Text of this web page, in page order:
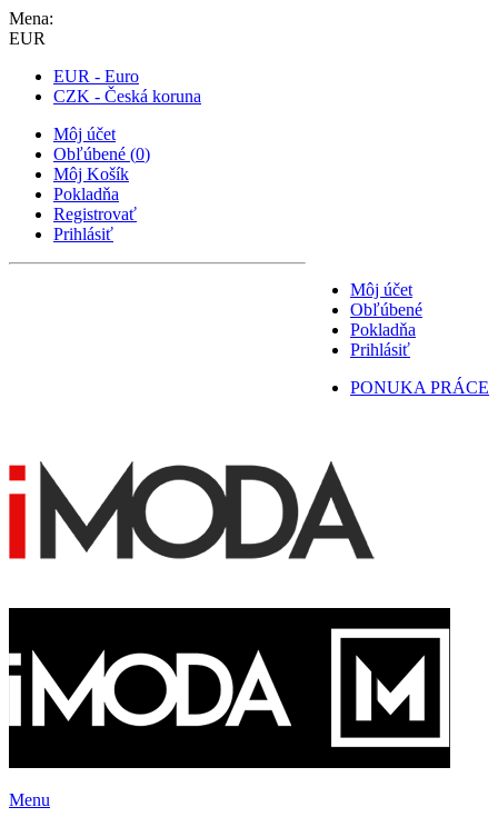
Mena:
EUR
EUR - Euro
CZK - Česká koruna
Môj účet
Obľúbené (0)
Môj Košík
Pokladňa
Registrovať
Prihlásiť
Môj účet
Obľúbené
Pokladňa
Prihlásiť
PONUKA PRÁCE
Menu